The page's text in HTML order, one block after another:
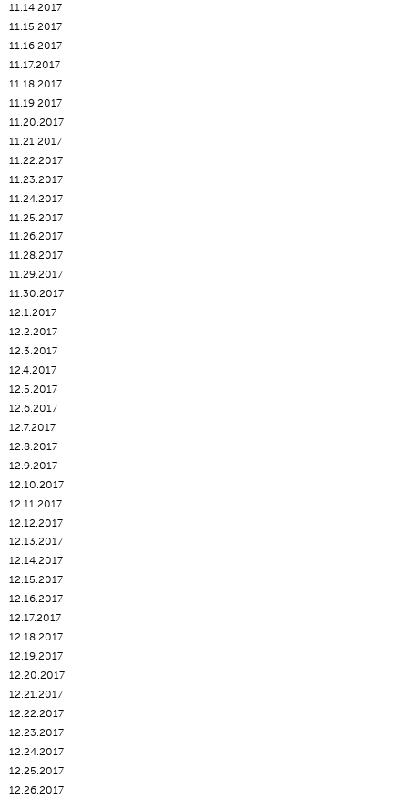
11.14.2017
11.15.2017
11.16.2017
11.17.2017
11.18.2017
11.19.2017
11.20.2017
11.21.2017
11.22.2017
11.23.2017
11.24.2017
11.25.2017
11.26.2017
11.28.2017
11.29.2017
11.30.2017
12.1.2017
12.2.2017
12.3.2017
12.4.2017
12.5.2017
12.6.2017
12.7.2017
12.8.2017
12.9.2017
12.10.2017
12.11.2017
12.12.2017
12.13.2017
12.14.2017
12.15.2017
12.16.2017
12.17.2017
12.18.2017
12.19.2017
12.20.2017
12.21.2017
12.22.2017
12.23.2017
12.24.2017
12.25.2017
12.26.2017